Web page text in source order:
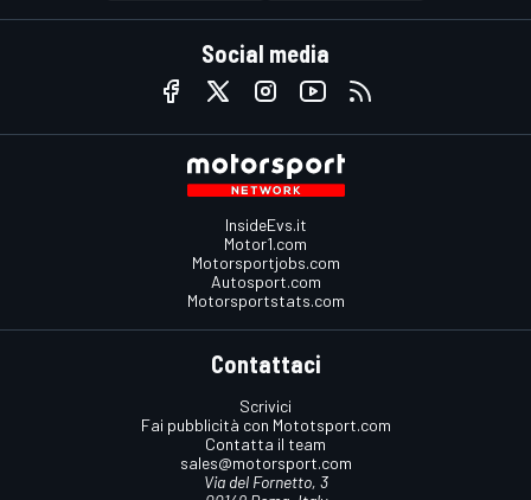
Social media
InsideEvs.it
Motor1.com
Motorsportjobs.com
Autosport.com
Motorsportstats.com
Contattaci
Scrivici
Fai pubblicità con Mototsport.com
Contatta il team
sales@motorsport.com
Via del Fornetto, 3